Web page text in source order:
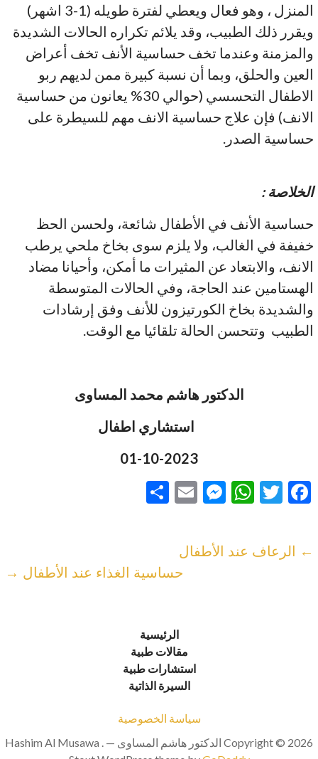
المنزل ، وهو فعال ويعطي لفترة طويله (1-3 اشهر)
ويقرر ذلك الطبيب، وقد يلائم تكراره الحالات الشديدة
والمزمنة وعندما تخف حساسية الأنف تخف أعراض
العين والحلق، وبما أن نسبة كبيرة ممن لديهم ربو
الاطفال التحسسي (حوالي 30% يعانون من حساسية
الانف) فإن علاج حساسية الانف مهم للسيطرة على
حساسية الصدر.
الخلاصة:
حساسية الأنف في الأطفال شائعة، ولحسن الحظ
خفيفة في الغالب، ولا يلزم سوى بخاخ ملحي يرطب
الانف، والابتعاد عن المثيرات ما أمكن، وأحيانا مضاد
الهستامين عند الحاجة، وفي الحالات المتوسطة
والشديدة بخاخ الكورتيزون للأنف وفق إرشادات
الطبيب وتتحسن الحالة تلقائيا مع الوقت.
الدكتور هاشم محمد المساوى
استشاري اطفال
01-10-2023
F
b
T
er
W
at
s
M
n
E
تصفّح
← الرعاف عند الأطفال
حساسية الغذاء عند الأطفال →
الرئيسية
مقالات طبية
استشارات طبية
السيرة الذاتية
سياسة الخصوصية
Copyright © 2026 الدكتور هاشم المساوى Hashim Al Musawa . —